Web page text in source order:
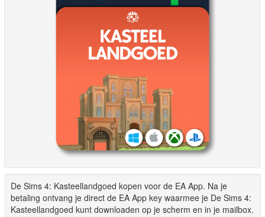
De Sims 4: Kasteellandgoed kopen voor de EA App. Na je
betaling ontvang je direct de EA App key waarmee je De Sims 4:
Kasteellandgoed kunt downloaden op je scherm en in je mailbox.